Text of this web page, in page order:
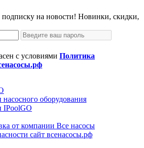
подписку на новости! Новинки, скидки,
с условиями Политика
оборудования
IPoolGO
от компании Все насосы
сайт всенасосы.рф